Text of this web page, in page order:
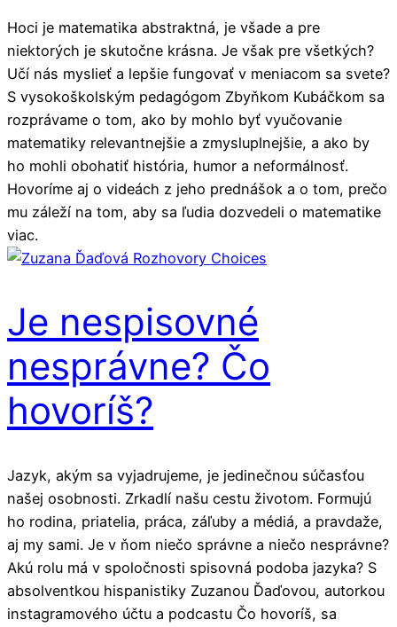
Hoci je matematika abstraktná, je všade a pre
niektorých je skutočne krásna. Je však pre všetkých?
Učí nás myslieť a lepšie fungovať v meniacom sa svete?
S vysokoškolským pedagógom Zbyňkom Kubáčkom sa
rozprávame o tom, ako by mohlo byť vyučovanie
matematiky relevantnejšie a zmysluplnejšie, a ako by
ho mohli obohatiť história, humor a neformálnosť.
Hovoríme aj o videách z jeho prednášok a o tom, prečo
mu záleží na tom, aby sa ľudia dozvedeli o matematike
viac.
Je nespisovné
nesprávne? Čo
hovoríš?
Jazyk, akým sa vyjadrujeme, je jedinečnou súčasťou
našej osobnosti. Zrkadlí našu cestu životom. Formujú
ho rodina, priatelia, práca, záľuby a médiá, a pravdaže,
aj my sami. Je v ňom niečo správne a niečo nesprávne?
Akú rolu má v spoločnosti spisovná podoba jazyka? S
absolventkou hispanistiky Zuzanou Ďaďovou, autorkou
instagramového účtu a podcastu Čo hovoríš, sa